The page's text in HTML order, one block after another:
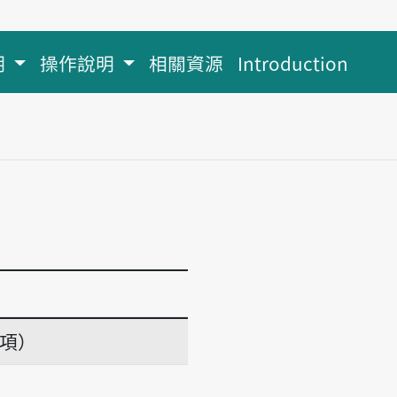
操作說明 相關資源 Introduction
）